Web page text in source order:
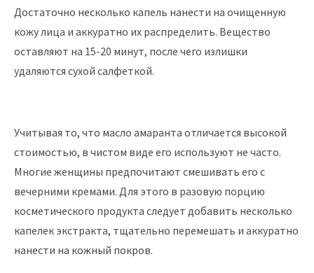
Достаточно несколько капель нанести на очищенную
кожу лица и аккуратно их распределить. Вещество
оставляют на 15-20 минут, после чего излишки
удаляются сухой салфеткой.
Учитывая то, что масло амаранта отличается высокой
стоимостью, в чистом виде его используют не часто.
Многие женщины предпочитают смешивать его с
вечерними кремами. Для этого в разовую порцию
косметического продукта следует добавить несколько
капелек экстракта, тщательно перемешать и аккуратно
нанести на кожный покров.